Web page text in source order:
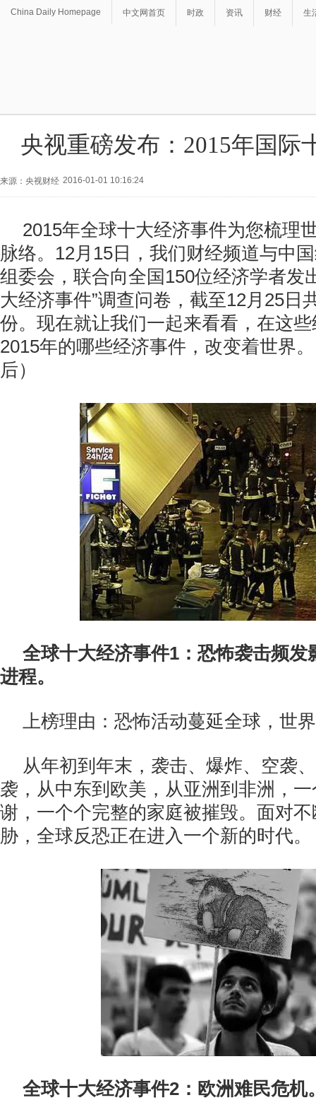
China Daily Homepage 中文网首页 时政 资讯 财经 生
央视重磅发布：2015年国际
来源：央视财经 2016-01-01 10:16:24
2015年全球十大经济事件为您梳理
脉络。12月15日，我们财经频道与中
组委会，联合向全国150位经济学者发
大经济事件”调查问卷，截至12月25日
份。现在就让我们一起来看看，在这
2015年的哪些经济事件，改变着世界
后）
全球十大经济事件1：恐怖袭击频发
进程。
上榜理由：恐怖活动蔓延全球，世
从年初到年末，袭击、爆炸、空袭
袭，从中东到欧美，从亚洲到非洲，
谢，一个个完整的家庭被摧毁。面对
胁，全球反恐正在进入一个新的时代。
全球十大经济事件2：欧洲难民危机